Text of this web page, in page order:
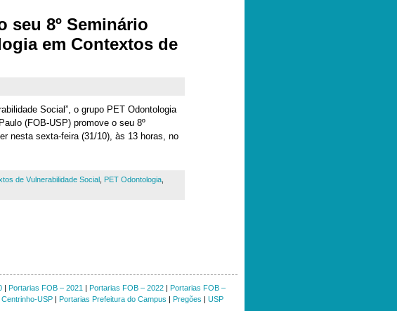
seu 8º Seminário
em Contextos de
Social”, o grupo PET Odontologia
(FOB-USP) promove o seu 8º
nesta sexta-feira (31/10), às 13 horas, no
de Vulnerabilidade Social PET Odontologia
| Portarias FOB – 2021 | Portarias FOB – 2022| Portarias FOB –
USP| Portarias Prefeitura do Campus | Pregões | USP